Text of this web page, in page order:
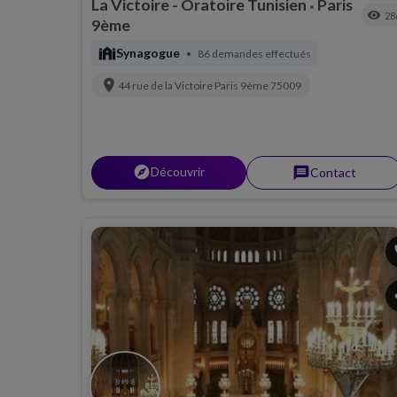
La Victoire - Oratoire Tunisien • Paris
9ème
visibility
synagogueSynagogue • 86 demandes effectués
location_on 44 rue de la Victoire Paris 9ème 75009
explorerDécouvrir messageContact